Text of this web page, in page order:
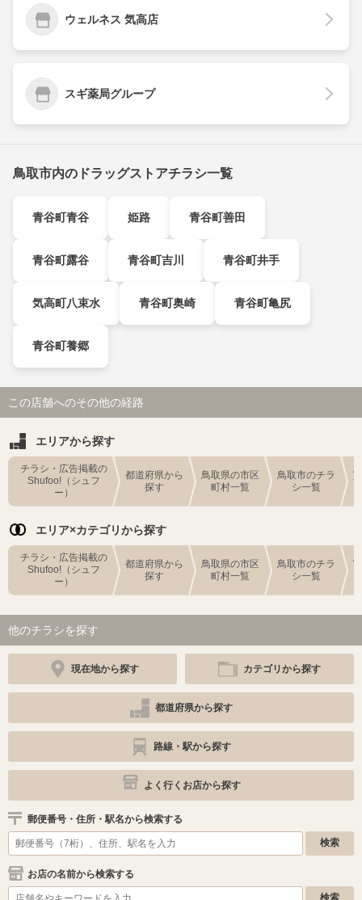
ウェルネス 気高店
スギ薬局グループ
鳥取市内のドラッグストアチラシ一覧
青谷町青谷 姫路 青谷町善田
青谷町露谷 青谷町吉川 青谷町井手
気高町八束水 青谷町奥崎 青谷町亀尻
青谷町養郷
この店舗へのその他の経路
エリアから探す
チラシ・広告掲載の
Shufoo!（シュフ
ー）
都道府県から
探す
鳥取県の市区
町村一覧
鳥取市のチラ
シ一覧
エリア×カテゴリから探す
チラシ・広告掲載の
Shufoo!（シュフ
ー）
都道府県から
探す
鳥取県の市区
町村一覧
鳥取市のチラ
シ一覧
他のチラシを探す
現在地から探す カテゴリから探す
都道府県から探す
路線・駅から探す
よく行くお店から探す
郵便番号・住所・駅名から検索する
お店の名前から検索する